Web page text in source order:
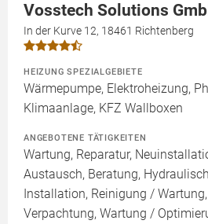
Vosstech Solutions
In der Kurve 12, 18461 Richtenberg
HEIZUNG SPEZIALGEBIETE
Wärmepumpe, Elektroheizung,
Klimaanlage, KFZ Wallboxen
ANGEBOTENE TÄTIGKEITEN
Wartung, Reparatur,
Austausch, Beratung,
Installation, Reinigung /
Verpachtung, Wartung /